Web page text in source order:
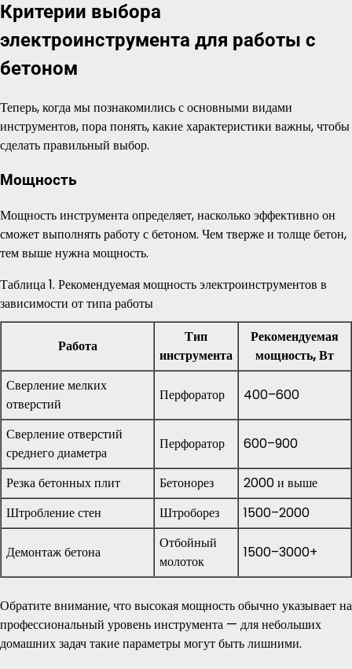
Критерии выбора
электроинструмента для работы с
бетоном
Теперь, когда мы познакомились с основными видами
инструментов, пора понять, какие характеристики важны, чтобы
сделать правильный выбор.
Мощность
Мощность инструмента определяет, насколько эффективно он
сможет выполнять работу с бетоном. Чем тверже и толще бетон,
тем выше нужна мощность.
Таблица 1. Рекомендуемая мощность электроинструментов в
зависимости от типа работы
Работа
Тип
инструмента
Рекомендуемая
мощность, Вт
Сверление мелких
отверстий
Перфоратор 400–600
Сверление отверстий
среднего диаметра
Перфоратор 600–900
Резка бетонных плит Бетонорез
2000 и выше
Штробление стен
Штроборез 1500–2000
Демонтаж бетона
Отбойный
молоток
1500–3000+
Обратите внимание, что высокая мощность обычно указывает на
профессиональный уровень инструмента — для небольших
домашних задач такие параметры могут быть лишними.